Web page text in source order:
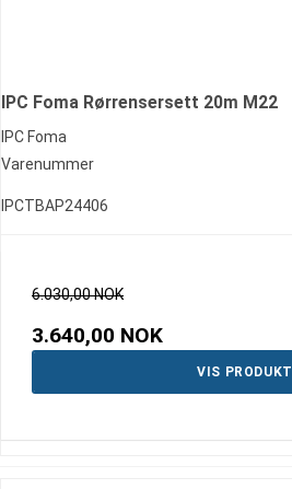
IPC Foma Rørrensersett 20m M22
IPC Foma
Varenummer
IPCTBAP24406
6.030,00 NOK
3.640,00 NOK
VIS PRODUKT